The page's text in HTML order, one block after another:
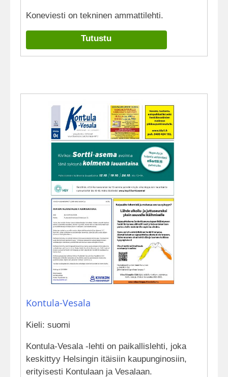
Koneviesti on tekninen ammattilehti.
Tutustu
Kontula-Vesala
Kieli: suomi
Kontula-Vesala -lehti on paikallislehti, joka
keskittyy Helsingin itäisiin kaupunginosiin,
erityisesti Kontulaan ja Vesalaan.